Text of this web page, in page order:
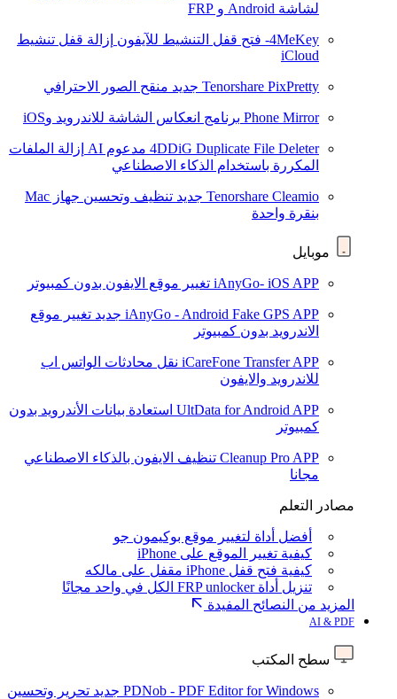
لشاشة Android و FRP
4MeKey- فتح قفل التنشيط للآيفون
إزالة قفل تنشيط
iCloud
Tenorshare PixPretty جديد منقح الصور الاحترافي
Phone Mirror برنامج انعكاس الشاشة للاندرويد وiOS
4DDiG Duplicate File Deleter مدعوم AI
إزالة الملفات
المكررة باستخدام الذكاء الاصطناعي
Tenorshare Cleamio جديد
تنظيف وتحسين جهاز Mac
بنقرة واحدة
موبايل
iAnyGo- iOS APP تغيير موقع الايفون بدون كمبيوتر
iAnyGo - Android Fake GPS APP جديد تغيير موقع
الاندرويد بدون كمبيوتر
iCareFone Transfer APP نقل محادثات الواتس اب
للاندرويد والايفون
UltData for Android APP استعادة بيانات الأندرويد بدون
كمبيوتر
Cleanup Pro APP تنظيف الايفون بالذكاء الاصطناعي
مجانا
مصادر التعلم
أفضل أداة لتغيير موقع بوكيمون جو
كيفية تغيير الموقع على iPhone
كيفية فتح قفل iPhone مقفل على مالكه
تنزيل أداة FRP unlocker الكل في واحد مجانًا
المزيد من النصائح المفيدة
AI & PDF
سطح المكتب
PDNob - PDF Editor for Windows جديد تحرير وتحسين